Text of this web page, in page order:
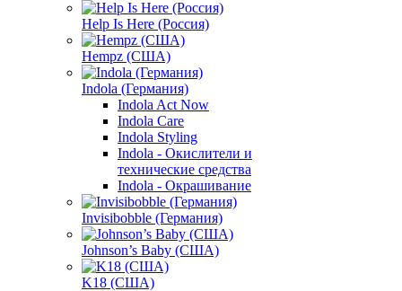
Help Is Here (Россия)
Hempz (США)
Indola (Германия)
Indola Act Now
Indola Care
Indola Styling
Indola - Окислители и
технические средства
Indola - Окрашивание
Invisibobble (Германия)
Johnson’s Baby (США)
K18 (США)